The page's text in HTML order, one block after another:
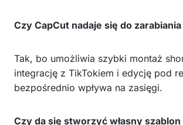
Czy CapCut nadaje się do
Tak, bo umożliwia szybki montaż
integrację z TikTokiem i edycję pod
bezpośrednio wpływa na zasięgi.
Czy da się stworzyć własny